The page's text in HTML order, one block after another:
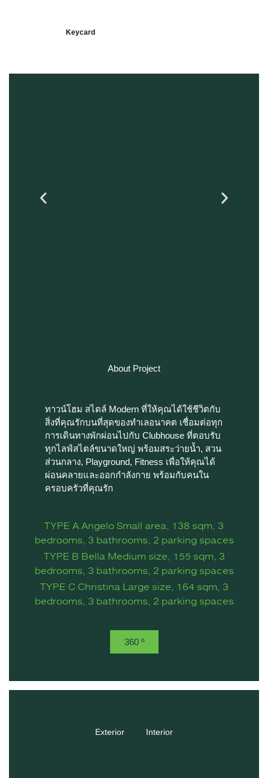
Keycard
About Project
ทาวน์โฮม สไตล์ Modern ที่ให้คุณได้ใช้ชีวิตกับ
สิ่งที่คุณรักบนที่สุดของทำเลอนาคต เชื่อมต่อทุก
การเดินทางพักผ่อนไปกับ Clubhouse ที่ตอบรับ
ทุกไลฟ์สไตล์ขนาดใหญ่ พร้อมสระว่ายน้ำ, สวน
ส่วนกลาง, Playground, Fitness เพื่อให้คุณได้
ผ่อนคลายและออกกำลังกาย พร้อมกับคนใน
ครอบครัวที่คุณรัก
TYPE A Angelo Small area, 138 sqm, 3
bedrooms, 3 bathrooms, 2 parking spaces
TYPE B Bella Medium size, 155 sqm, 3
bedrooms, 3 bathrooms, 2 parking spaces
TYPE C Christina Large size, 164 sqm, 3
bedrooms, 3 bathrooms, 2 parking spaces
360 º
Exterior Interior